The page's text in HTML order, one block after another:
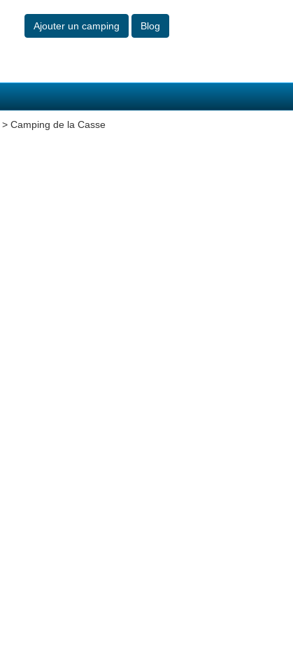
Ajouter un camping Blog
> Camping de la Casse